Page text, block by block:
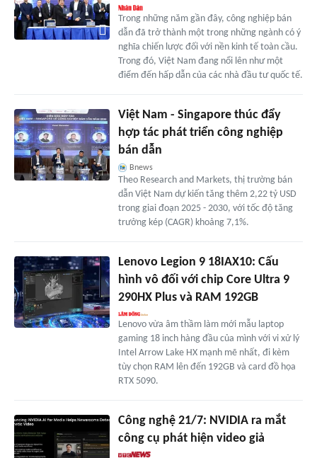
Trong những năm gần đây, công nghiệp bán
dẫn đã trở thành một trong những ngành có ý
nghĩa chiến lược đối với nền kinh tế toàn cầu.
Trong đó, Việt Nam đang nổi lên như một
điểm đến hấp dẫn của các nhà đầu tư quốc tế.
Việt Nam - Singapore thúc đẩy
hợp tác phát triển công nghiệp
bán dẫn
Bnews
Theo Research and Markets, thị trường bán
dẫn Việt Nam dự kiến tăng thêm 2,22 tỷ USD
trong giai đoạn 2025 - 2030, với tốc độ tăng
trưởng kép (CAGR) khoảng 7,1%.
Lenovo Legion 9 18IAX10: Cấu
hình vô đối với chip Core Ultra 9
290HX Plus và RAM 192GB
Lenovo vừa âm thầm làm mới mẫu laptop
gaming 18 inch hàng đầu của mình với vi xử lý
Intel Arrow Lake HX mạnh mẽ nhất, đi kèm
tùy chọn RAM lên đến 192GB và card đồ họa
RTX 5090.
Công nghệ 21/7: NVIDIA ra mắt
công cụ phát hiện video giả